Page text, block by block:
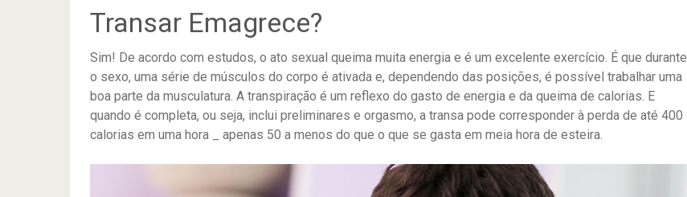
Transar Emagrece?
Sim! De acordo com estudos, o ato sexual queima muita energia e é um excelente exercício. É que durante
o sexo, uma série de músculos do corpo é ativada e, dependendo das posições, é possível trabalhar uma
boa parte da musculatura. A transpiração é um reflexo do gasto de energia e da queima de calorias. E
quando é completa, ou seja, inclui preliminares e orgasmo, a transa pode corresponder à perda de até 400
calorias em uma hora _ apenas 50 a menos do que o que se gasta em meia hora de esteira.